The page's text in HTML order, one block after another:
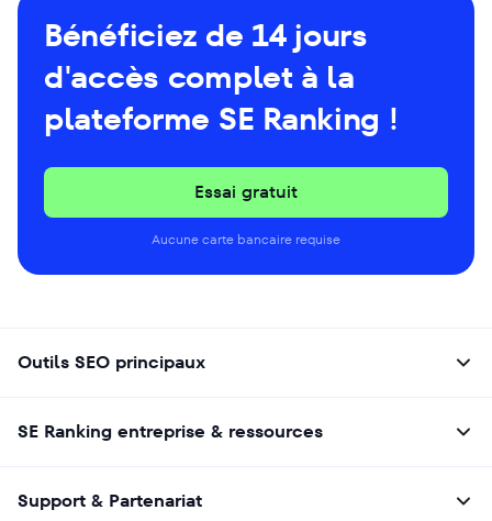
Bénéficiez de 14 jours
d'accès complet à la
plateforme SE Ranking !
Essai gratuit
Aucune carte bancaire requise
Outils SEO principaux
SE Ranking entreprise & ressources
Support & Partenariat